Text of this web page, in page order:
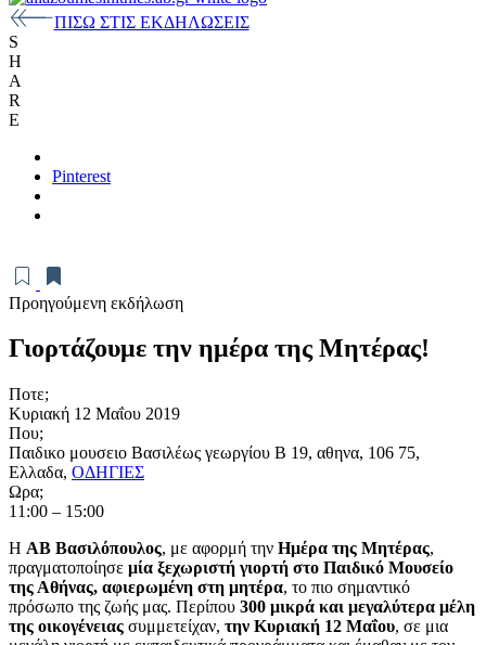
ΠΙΣΩ ΣΤΙΣ ΕΚΔΗΛΩΣΕΙΣ
S
H
A
R
E
Pinterest
Προηγούμενη εκδήλωση
Γιορτάζουμε την ημέρα της Μητέρας!
Ποτε;
Κυριακή 12 Μαΐου 2019
Που;
Παιδικο μουσειο Βασιλέως γεωργίου B 19, αθηνα, 106 75,
Ελλαδα, OΔΗΓΙΕΣ
Ωρα;
11:00 – 15:00
Η ΑΒ Βασιλόπουλος, με αφορμή την Ημέρα της Μητέρας,
πραγματοποίησε μία ξεχωριστή γιορτή στο Παιδικό Μουσείο
της Αθήνας, αφιερωμένη στη μητέρα, το πιο σημαντικό
πρόσωπο της ζωής μας. Περίπου 300 μικρά και μεγαλύτερα μέλη
της οικογένειας συμμετείχαν, την Κυριακή 12 Μαΐου, σε μια